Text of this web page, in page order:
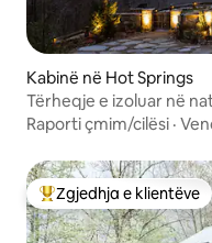
Kabinë në Hot Springs
Tërheqje e izoluar në
Raporti çmim/cilësi ·
Më të mirat e
Zgjedhja e klientëve